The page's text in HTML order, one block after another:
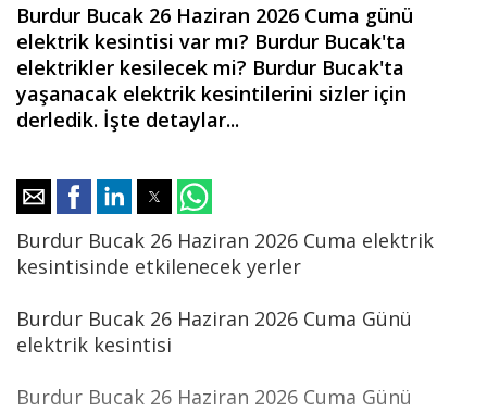
Burdur Bucak 26 Haziran 2026 Cuma günü
elektrik kesintisi var mı? Burdur Bucak'ta
elektrikler kesilecek mi? Burdur Bucak'ta
yaşanacak elektrik kesintilerini sizler için
derledik. İşte detaylar...
Burdur Bucak 26 Haziran 2026 Cuma elektrik
kesintisinde etkilenecek yerler
Burdur Bucak 26 Haziran 2026 Cuma Günü
elektrik kesintisi
Burdur Bucak 26 Haziran 2026 Cuma Günü